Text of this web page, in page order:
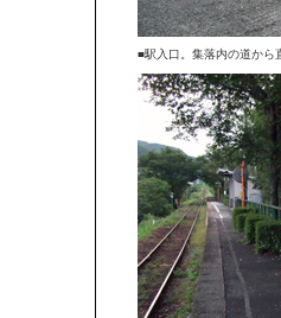
■駅入口。集落内の道から